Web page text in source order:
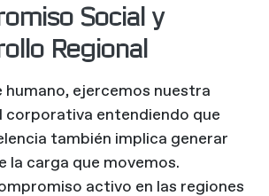
Social y
Regional
humano, ejercemos nuestra
corporativa entendiendo que
también implica generar
la carga que movemos.
activo en las regiones